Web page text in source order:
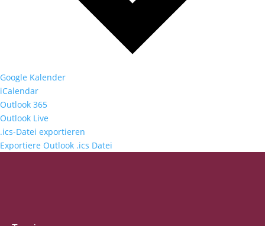
Google Kalender
iCalendar
Outlook 365
Outlook Live
.ics-Datei exportieren
Exportiere Outlook .ics Datei